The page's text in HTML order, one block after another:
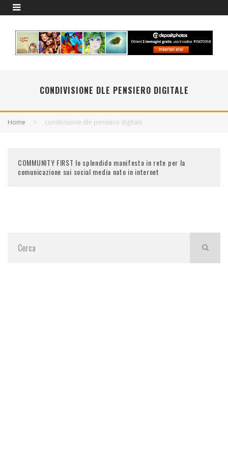
CONDIVISIONE DLE PENSIERO DIGITALE
Home condivisione dle pensiero digitale
COMMUNITY FIRST lo splendido manifesto in rete per la
comunicazione sui social media nato in internet